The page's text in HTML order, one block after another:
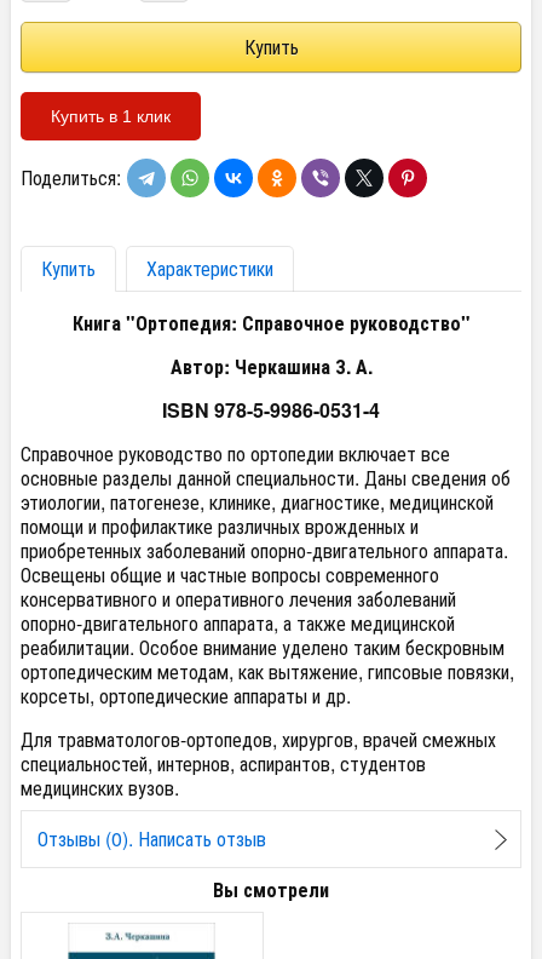
Купить в 1 клик
Поделиться:
Купить
Характеристики
Книга "Ортопедия: Справочное руководство"
Автор: Черкашина З. А.
ISBN 978-5-9986-0531-4
Справочное руководство по ортопедии включает все
основные разделы данной специальности. Даны сведения об
этиологии, патогенезе, клинике, диагностике, медицинской
помощи и профилактике различных врожденных и
приобретенных заболеваний опорно-двигательного аппарата.
Освещены общие и частные вопросы современного
консервативного и оперативного лечения заболеваний
опорно-двигательного аппарата, а также медицинской
реабилитации. Особое внимание уделено таким бескровным
ортопедическим методам, как вытяжение, гипсовые повязки,
корсеты, ортопедические аппараты и др.
Для травматологов-ортопедов, хирургов, врачей смежных
специальностей, интернов, аспирантов, студентов
медицинских вузов.
Отзывы (0). Написать отзыв
Вы смотрели